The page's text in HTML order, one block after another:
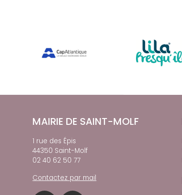
MAIRIE DE SAINT-MOLF
1 rue des Épis
44350 Saint-Molf
02 40 62 50 77
Contactez par mail